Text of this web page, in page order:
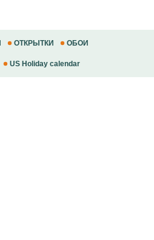
ОТКРЫТКИ ОБОИ
US Holiday calendar